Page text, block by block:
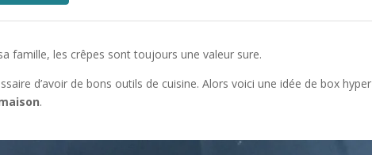
famille, les crêpes sont toujours une valeur sure.
d’avoir de bons outils de cuisine. Alors voici une idée de box hyper
.